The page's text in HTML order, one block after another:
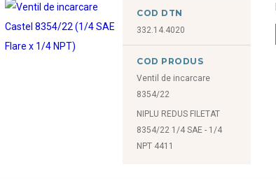
COD DTN
332.14.4020
COD PRODUS
Ventil de incarcare
8354/22
NIPLU REDUS FILETAT
8354/22 1/4 SAE - 1/4
NPT 4411